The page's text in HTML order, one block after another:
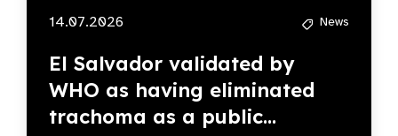
14.07.2026 News
El Salvador validated by
WHO as having eliminated
trachoma as a public...